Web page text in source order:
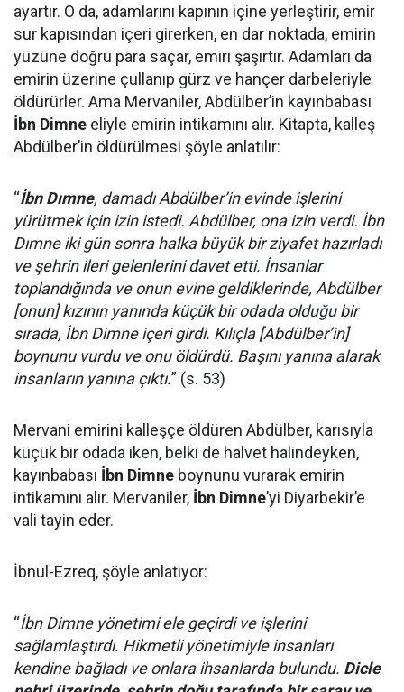
ayartır. O da, adamlarını kapının içine yerleştirir, emir
sur kapısından içeri girerken, en dar noktada, emirin
yüzüne doğru para saçar, emiri şaşırtır. Adamları da
emirin üzerine çullanıp gürz ve hançer darbeleriyle
öldürürler. Ama Mervaniler, Abdülber’in kayınbabası
İbn Dimne eliyle emirin intikamını alır. Kitapta, kalleş
Abdülber’in öldürülmesi şöyle anlatılır:
“İbn Dımne, damadı Abdülber’in evinde işlerini
yürütmek için izin istedi. Abdülber, ona izin verdi. İbn
Dımne iki gün sonra halka büyük bir ziyafet hazırladı
ve şehrin ileri gelenlerini davet etti. İnsanlar
toplandığında ve onun evine geldiklerinde, Abdülber
[onun] kızının yanında küçük bir odada olduğu bir
sırada, İbn Dimne içeri girdi. Kılıçla [Abdülber’in]
boynunu vurdu ve onu öldürdü. Başını yanına alarak
insanların yanına çıktı.” (s. 53)
Mervani emirini kalleşçe öldüren Abdülber, karısıyla
küçük bir odada iken, belki de halvet halindeyken,
kayınbabası İbn Dimne boynunu vurarak emirin
intikamını alır. Mervaniler, İbn Dimne’yi Diyarbekir’e
vali tayin eder.
İbnul-Ezreq, şöyle anlatıyor:
“İbn Dimne yönetimi ele geçirdi ve işlerini
sağlamlaştırdı. Hikmetli yönetimiyle insanları
kendine bağladı ve onlara ihsanlarda bulundu. Dicle